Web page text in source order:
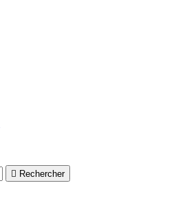
 Rechercher